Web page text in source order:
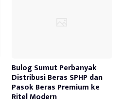
Bulog Sumut Perbanyak
Distribusi Beras SPHP dan
Pasok Beras Premium ke
Ritel Modern